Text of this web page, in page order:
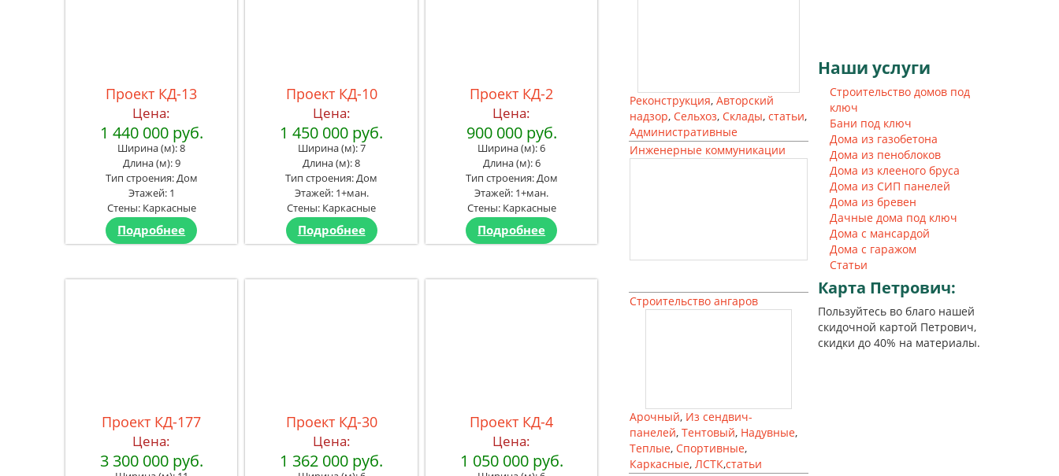
Проект КД-13
Цена:
1 440 000 руб.
Ширина (м): 8
Длина (м): 9
Тип строения: Дом
Этажей: 1
Стены: Каркасные
Подробнее
Проект КД-10
Цена:
1 450 000 руб.
Ширина (м): 7
Длина (м): 8
Тип строения: Дом
Этажей: 1+ман.
Стены: Каркасные
Подробнее
Проект КД-2
Цена:
900 000 руб.
Ширина (м): 6
Длина (м): 6
Тип строения: Дом
Этажей: 1+ман.
Стены: Каркасные
Подробнее
Проект КД-177
Цена:
3 300 000 руб.
Проект КД-30
Цена:
1 362 000 руб.
Проект КД-4
Цена:
1 050 000 руб.
Реконструкция, Авторский
надзор, Сельхоз, Склады, статьи,
Административные
Инженерные коммуникации
Строительство ангаров
Арочный, Из сендвич-
панелей, Тентовый, Надувные,
Теплые, Спортивные,
Каркасные, ЛСТК,статьи
Наши услуги
Строительство домов под
ключ
Бани под ключ
Дома из газобетона
Дома из пеноблоков
Дома из клееного бруса
Дома из СИП панелей
Дома из бревен
Дачные дома под ключ
Дома с мансардой
Дома с гаражом
Статьи
Карта Петрович:
Пользуйтесь во благо нашей
скидочной картой Петрович,
скидки до 40% на материалы.